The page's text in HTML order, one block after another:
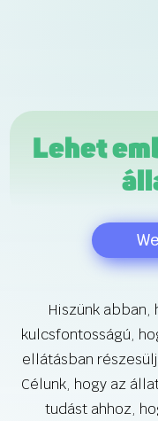
Lehet
Hiszünk abban,
kulcsfontosságú,
ellátásban
Célunk, hogy az
tudást ahhoz,